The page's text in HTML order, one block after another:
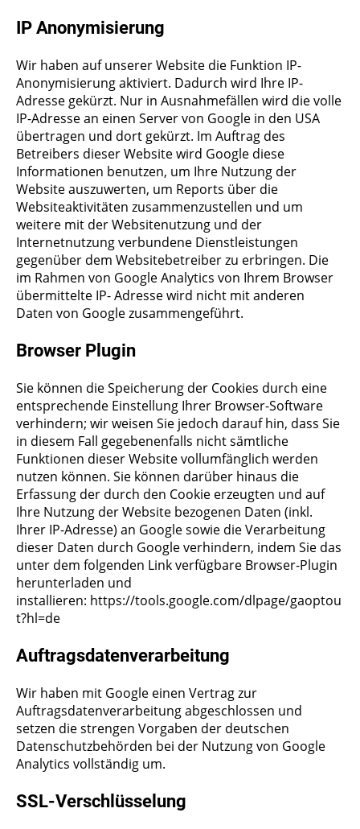
IP Anonymisierung
Wir haben auf unserer Website die Funktion IP-
Anonymisierung aktiviert. Dadurch wird Ihre IP-
Adresse gekürzt. Nur in Ausnahmefällen wird die volle
IP-Adresse an einen Server von Google in den USA
übertragen und dort gekürzt. Im Auftrag des
Betreibers dieser Website wird Google diese
Informationen benutzen, um Ihre Nutzung der
Website auszuwerten, um Reports über die
Websiteaktivitäten zusammenzustellen und um
weitere mit der Websitenutzung und der
Internetnutzung verbundene Dienstleistungen
gegenüber dem Websitebetreiber zu erbringen. Die
im Rahmen von Google Analytics von Ihrem Browser
übermittelte IP- Adresse wird nicht mit anderen
Daten von Google zusammengeführt.
Browser Plugin
Sie können die Speicherung der Cookies durch eine
entsprechende Einstellung Ihrer Browser-Software
verhindern; wir weisen Sie jedoch darauf hin, dass Sie
in diesem Fall gegebenenfalls nicht sämtliche
Funktionen dieser Website vollumfänglich werden
nutzen können. Sie können darüber hinaus die
Erfassung der durch den Cookie erzeugten und auf
Ihre Nutzung der Website bezogenen Daten (inkl.
Ihrer IP-Adresse) an Google sowie die Verarbeitung
dieser Daten durch Google verhindern, indem Sie das
unter dem folgenden Link verfügbare Browser-Plugin
herunterladen und
installieren: https://tools.google.com/dlpage/gaoptou
t?hl=de
Auftragsdatenverarbeitung
Wir haben mit Google einen Vertrag zur
Auftragsdatenverarbeitung abgeschlossen und
setzen die strengen Vorgaben der deutschen
Datenschutzbehörden bei der Nutzung von Google
Analytics vollständig um.
SSL-Verschlüsselung